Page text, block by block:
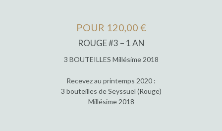
POUR 120,00 €
ROUGE #3 – 1 AN
3 BOUTEILLES Millésime 2018
Recevez au printemps 2020 :
3 bouteilles de Seyssuel (Rouge)
Millésime 2018